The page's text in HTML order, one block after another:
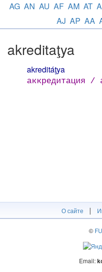
AG AN AU AF AM AT
AJ AP AA
akreditaţya
akreditáţya
аккредитация
О сайте |
©
Email: